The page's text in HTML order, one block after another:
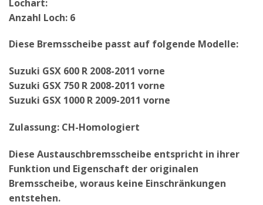
Lochart:
Anzahl Loch: 6
Diese Bremsscheibe passt auf folgende Modelle:
Suzuki GSX 600 R 2008-2011 vorne
Suzuki GSX 750 R 2008-2011 vorne
Suzuki GSX 1000 R 2009-2011 vorne
Zulassung: CH-Homologiert
Diese Austauschbremsscheibe entspricht in ihrer
Funktion und Eigenschaft der originalen
Bremsscheibe, woraus keine Einschränkungen
entstehen.